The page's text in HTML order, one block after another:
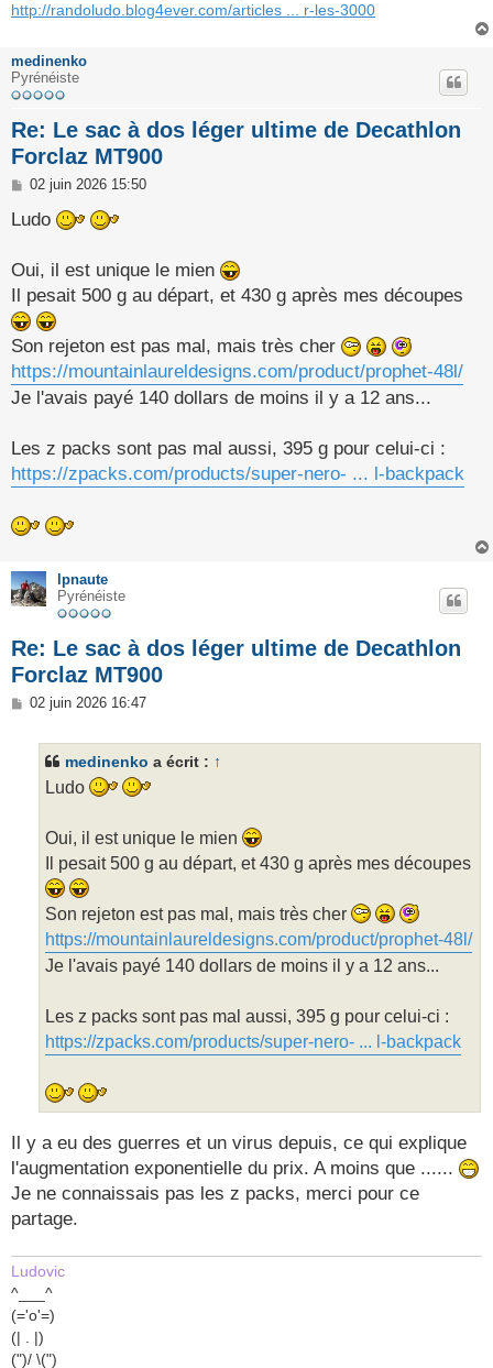
http://randoludo.blog4ever.com/articles ... r-les-3000
medinenko
Pyrénéiste
Re: Le sac à dos léger ultime de Decathlon
Forclaz MT900
M
s
g
02 juin 2026 15:50
Ludo
Oui, il est unique le mien
Il pesait 500 g au départ, et 430 g après mes découpes
Son rejeton est pas mal, mais très cher
https://mountainlaureldesigns.com/product/prophet-48l/
Je l'avais payé 140 dollars de moins il y a 12 ans...
Les z packs sont pas mal aussi, 395 g pour celui-ci :
https://zpacks.com/products/super-nero- ... l-backpack
lpnaute
Pyrénéiste
Re: Le sac à dos léger ultime de Decathlon
Forclaz MT900
M
02 juin 2026 16:47
medinenko a écrit : ↑
Ludo
Oui, il est unique le mien
Il pesait 500 g au départ, et 430 g après mes découpes
Son rejeton est pas mal, mais très cher
https://mountainlaureldesigns.com/product/prophet-48l/
Je l'avais payé 140 dollars de moins il y a 12 ans...
Les z packs sont pas mal aussi, 395 g pour celui-ci :
https://zpacks.com/products/super-nero- ... l-backpack
Il y a eu des guerres et un virus depuis, ce qui explique
l'augmentation exponentielle du prix. A moins que ......
Je ne connaissais pas les z packs, merci pour ce
partage.
Ludovic
^___^
(='o'=)
(| . |)
(")/ \(")